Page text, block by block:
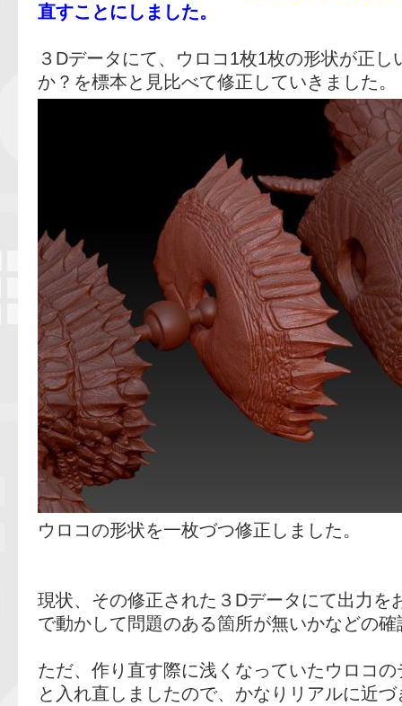
直すことにしました。
３Dデータにて、ウロコ1枚1枚の形状が正
か？を標本と見比べて修正していきました。
ウロコの形状を一枚づつ修正しました。
現状、その修正された３Dデータにて出力を
で動かして問題のある箇所が無いかなどの
ただ、作り直す際に浅くなっていたウロコ
と入れ直しましたので、かなりリアルに近